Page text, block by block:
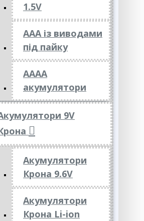
1.5V
ААА із виводами
під пайку
АААА
акумулятори
9V
Акумулятори
Крона 9.6V
Акумулятори
Крона Li-ion